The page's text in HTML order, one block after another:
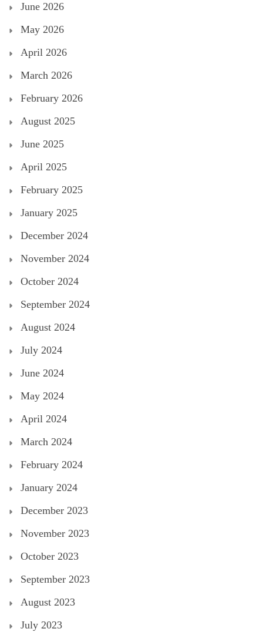
June 2026
May 2026
April 2026
March 2026
February 2026
August 2025
June 2025
April 2025
February 2025
January 2025
December 2024
November 2024
October 2024
September 2024
August 2024
July 2024
June 2024
May 2024
April 2024
March 2024
February 2024
January 2024
December 2023
November 2023
October 2023
September 2023
August 2023
July 2023